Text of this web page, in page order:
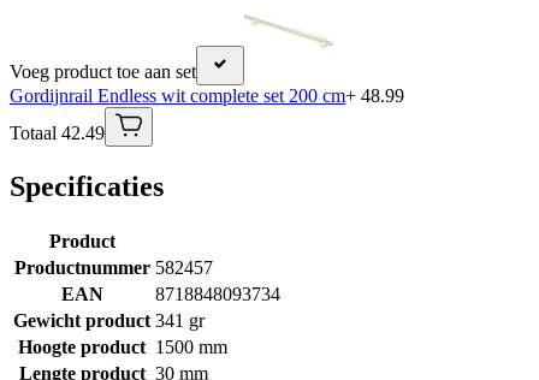
Voeg product toe aan set
Gordijnrail Endless wit complete set 200 cm+ 48.99
Totaal 42.49
Specificaties
Product
Productnummer 582457
EAN
8718848093734
Gewicht product 341 gr
Hoogte product 1500 mm
Lengte product 30 mm